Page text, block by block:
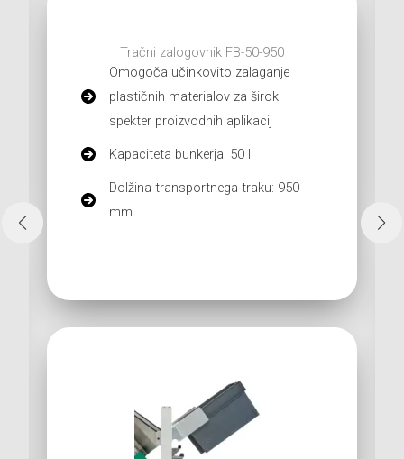
Tračni zalogovnik FB-50-950
Omogoča učinkovito zalaganje
plastičnih materialov za širok
spekter proizvodnih aplikacij
Kapaciteta bunkerja: 50 l
Dolžina transportnega traku: 950
mm